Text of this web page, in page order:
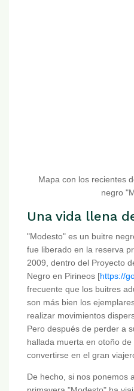
Mapa con los recientes
negro
Una vida llena
"Modesto" es un buitre
fue liberado en la reserva
2009, dentro del Proyecto
Negro en Pirineos [https://
frecuente que los buitres
son más bien los
realizar movimientos
Pero después de perder a
hallada muerta en otoño
convertirse en el gran
De hecho, si nos ponemos